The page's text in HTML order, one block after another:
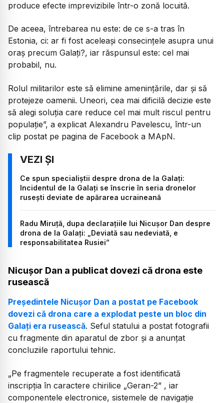
produce efecte imprevizibile într-o zonă locuită.
De aceea, întrebarea nu este: de ce s-a tras în
Estonia, ci: ar fi fost aceleaşi consecinţele asupra unui
oraş precum Galaţi?, iar răspunsul este: cel mai
probabil, nu.
Rolul militarilor este să elimine ameninţările, dar şi să
protejeze oamenii. Uneori, cea mai dificilă decizie este
să alegi soluţia care reduce cel mai mult riscul pentru
populaţie”, a explicat Alexandru Pavelescu, într-un
clip postat pe pagina de Facebook a MApN.
Ce spun specialiștii despre drona de la Galați:
Incidentul de la Galați se înscrie în seria dronelor
rusești deviate de apărarea ucraineană
Radu Miruță, dupa declarațiile lui Nicușor Dan despre
drona de la Galați: „Deviată sau nedeviată, e
responsabilitatea Rusiei”
Nicușor Dan a publicat dovezi că drona este
rusească
Președintele Nicușor Dan a postat pe Facebook
dovezi că drona care a explodat peste un bloc din
Galați era rusească. Seful statului a postat fotografii
cu fragmente din aparatul de zbor și a anunțat
concluziile raportului tehnic.
„Pe fragmentele recuperate a fost identificată
inscripția în caractere chirilice „Geran-2” , iar
componentele electronice, sistemele de navigație